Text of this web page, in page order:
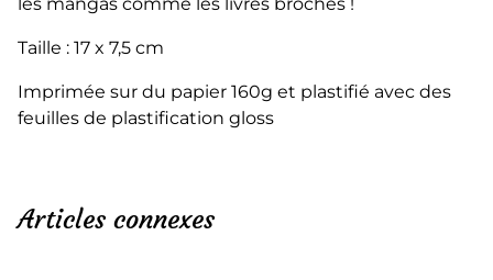
Taille : 17 x 7,5 cm
Imprimée sur du papier 160g et plastifié avec des
feuilles de plastification gloss
Articles connexes